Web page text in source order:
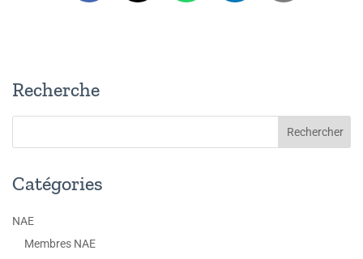
Recherche
Catégories
NAE
Membres NAE